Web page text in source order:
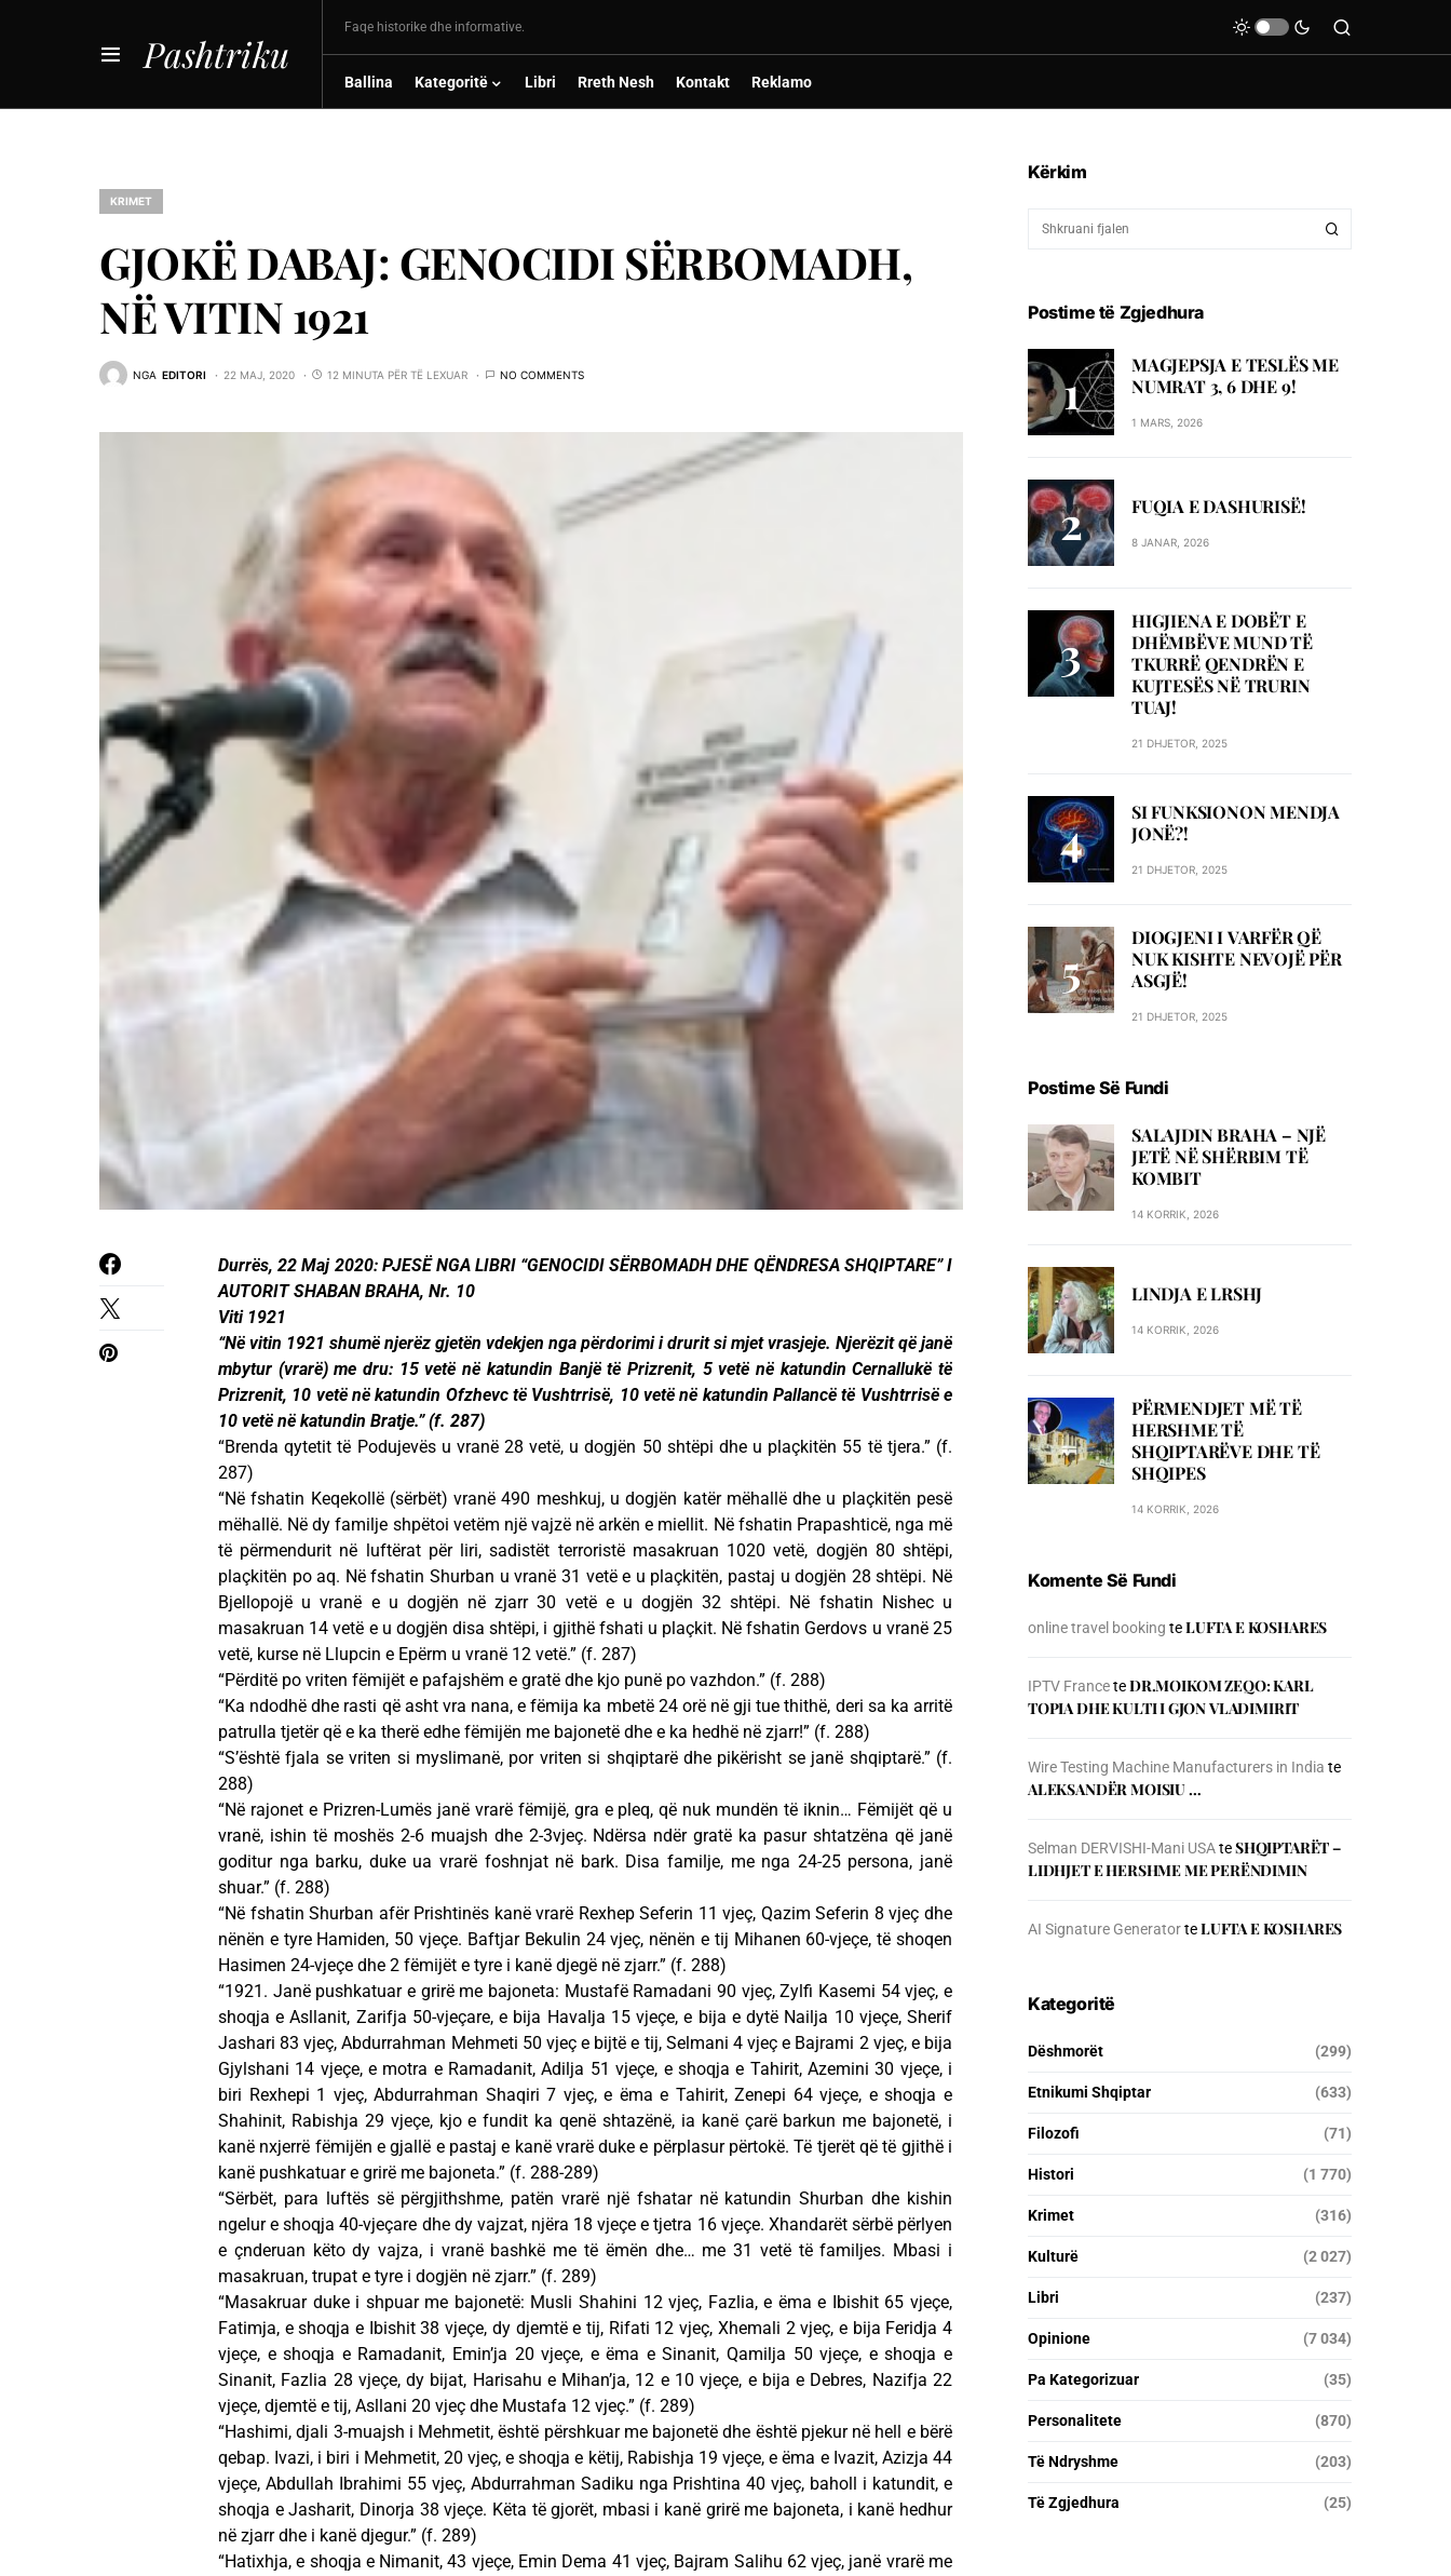
Pashtriku
Faqe historike dhe informative.
Ballina Kategoritë Libri Rreth Nesh Kontakt Reklamo
KRIMET
GJOKË DABAJ: GENOCIDI SËRBOMADH,
NË VITIN 1921
NGA EDITORI 22 MAJ, 2020 12 MINUTA PËR TË LEXUAR NO COMMENTS
Durrës, 22 Maj 2020: PJESË NGA LIBRI “GENOCIDI SËRBOMADH DHE QËNDRESA SHQIPTARE” I
AUTORIT SHABAN BRAHA, Nr. 10
Viti 1921
“Në vitin 1921 shumë njerëz gjetën vdekjen nga përdorimi i drurit si mjet vrasjeje. Njerëzit që janë
mbytur (vrarë) me dru: 15 vetë në katundin Banjë të Prizrenit, 5 vetë në katundin Cernallukë të
Prizrenit, 10 vetë në katundin Ofzhevc të Vushtrrisë, 10 vetë në katundin Pallancë të Vushtrrisë e
10 vetë në katundin Bratje.” (f. 287)
“Brenda qytetit të Podujevës u vranë 28 vetë, u dogjën 50 shtëpi dhe u plaçkitën 55 të tjera.” (f.
287)
“Në fshatin Keqekollë (sërbët) vranë 490 meshkuj, u dogjën katër mëhallë dhe u plaçkitën pesë
mëhallë. Në dy familje shpëtoi vetëm një vajzë në arkën e miellit. Në fshatin Prapashticë, nga më
të përmendurit në luftërat për liri, sadistët terroristë masakruan 1020 vetë, dogjën 80 shtëpi,
plaçkitën po aq. Në fshatin Shurban u vranë 31 vetë e u plaçkitën, pastaj u dogjën 28 shtëpi. Në
Bjellopojë u vranë e u dogjën në zjarr 30 vetë e u dogjën 32 shtëpi. Në fshatin Nishec u
masakruan 14 vetë e u dogjën disa shtëpi, i gjithë fshati u plaçkit. Në fshatin Gerdovs u vranë 25
vetë, kurse në Llupcin e Epërm u vranë 12 vetë.” (f. 287)
“Përditë po vriten fëmijët e pafajshëm e gratë dhe kjo punë po vazhdon.” (f. 288)
“Ka ndodhë dhe rasti që asht vra nana, e fëmija ka mbetë 24 orë në gji tue thithë, deri sa ka arritë
patrulla tjetër që e ka therë edhe fëmijën me bajonetë dhe e ka hedhë në zjarr!” (f. 288)
“S’është fjala se vriten si myslimanë, por vriten si shqiptarë dhe pikërisht se janë shqiptarë.” (f.
288)
“Në rajonet e Prizren-Lumës janë vrarë fëmijë, gra e pleq, që nuk mundën të iknin… Fëmijët që u
vranë, ishin të moshës 2-6 muajsh dhe 2-3vjeç. Ndërsa ndër gratë ka pasur shtatzëna që janë
goditur nga barku, duke ua vrarë foshnjat në bark. Disa familje, me nga 24-25 persona, janë
shuar.” (f. 288)
“Në fshatin Shurban afër Prishtinës kanë vrarë Rexhep Seferin 11 vjeç, Qazim Seferin 8 vjeç dhe
nënën e tyre Hamiden, 50 vjeçe. Baftjar Bekulin 24 vjeç, nënën e tij Mihanen 60-vjeçe, të shoqen
Hasimen 24-vjeçe dhe 2 fëmijët e tyre i kanë djegë në zjarr.” (f. 288)
“1921. Janë pushkatuar e grirë me bajoneta: Mustafë Ramadani 90 vjeç, Zylfi Kasemi 54 vjeç, e
shoqja e Asllanit, Zarifja 50-vjeçare, e bija Havalja 15 vjeçe, e bija e dytë Nailja 10 vjeçe, Sherif
Jashari 83 vjeç, Abdurrahman Mehmeti 50 vjeç e bijtë e tij, Selmani 4 vjeç e Bajrami 2 vjeç, e bija
Gjylshani 14 vjeçe, e motra e Ramadanit, Adilja 51 vjeçe, e shoqja e Tahirit, Azemini 30 vjeçe, i
biri Rexhepi 1 vjeç, Abdurrahman Shaqiri 7 vjeç, e ëma e Tahirit, Zenepi 64 vjeçe, e shoqja e
Shahinit, Rabishja 29 vjeçe, kjo e fundit ka qenë shtazënë, ia kanë çarë barkun me bajonetë, i
kanë nxjerrë fëmijën e gjallë e pastaj e kanë vrarë duke e përplasur përtokë. Të tjerët që të gjithë i
kanë pushkatuar e grirë me bajoneta.” (f. 288-289)
“Sërbët, para luftës së përgjithshme, patën vrarë një fshatar në katundin Shurban dhe kishin
ngelur e shoqja 40-vjeçare dhe dy vajzat, njëra 18 vjeçe e tjetra 16 vjeçe. Xhandarët sërbë përlyen
e çnderuan këto dy vajza, i vranë bashkë me të ëmën dhe… me 31 vetë të familjes. Mbasi i
masakruan, trupat e tyre i dogjën në zjarr.” (f. 289)
“Masakruar duke i shpuar me bajonetë: Musli Shahini 12 vjeç, Fazlia, e ëma e Ibishit 65 vjeçe,
Fatimja, e shoqja e Ibishit 38 vjeçe, dy djemtë e tij, Rifati 12 vjeç, Xhemali 2 vjeç, e bija Feridja 4
vjeçe, e shoqja e Ramadanit, Emin’ja 20 vjeçe, e ëma e Sinanit, Qamilja 50 vjeçe, e shoqja e
Sinanit, Fazlia 28 vjeçe, dy bijat, Harisahu e Mihan’ja, 12 e 10 vjeçe, e bija e Debres, Nazifja 22
vjeçe, djemtë e tij, Asllani 20 vjeç dhe Mustafa 12 vjeç.” (f. 289)
“Hashimi, djali 3-muajsh i Mehmetit, është përshkuar me bajonetë dhe është pjekur në hell e bërë
qebap. Ivazi, i biri i Mehmetit, 20 vjeç, e shoqja e këtij, Rabishja 19 vjeçe, e ëma e Ivazit, Azizja 44
vjeçe, Abdullah Ibrahimi 55 vjeç, Abdurrahman Sadiku nga Prishtina 40 vjeç, baholl i katundit, e
shoqja e Jasharit, Dinorja 38 vjeçe. Këta të gjorët, mbasi i kanë grirë me bajoneta, i kanë hedhur
në zjarr dhe i kanë djegur.” (f. 289)
“Hatixhja, e shoqja e Nimanit, 43 vjeçe, Emin Dema 41 vjeç, Bajram Salihu 62 vjeç, janë vrarë me
Kërkim
Postime të Zgjedhura
MAGJEPSJA E TESLËS ME
NUMRAT 3, 6 DHE 9!
1 MARS, 2026
FUQIA E DASHURISË!
8 JANAR, 2026
HIGJIENA E DOBËT E
DHËMBËVE MUND TË
TKURRË QENDRËN E
KUJTESËS NË TRURIN
TUAJ!
21 DHJETOR, 2025
SI FUNKSIONON MENDJA
JONË?!
21 DHJETOR, 2025
DIOGJENI I VARFËR QË
NUK KISHTE NEVOJË PËR
ASGJË!
21 DHJETOR, 2025
Postime Së Fundi
SALAJDIN BRAHA – NJЁ
JETЁ NЁ SHЁRBIM TЁ
KOMBIT
14 KORRIK, 2026
LINDJA E LRSHJ
14 KORRIK, 2026
PËRMENDJET MË TË
HERSHME TË
SHQIPTARËVE DHE TË
SHQIPES
14 KORRIK, 2026
Komente Së Fundi
online travel booking teLUFTA E KOSHARES
IPTV FranceteDR.MOIKOM ZEQO: KARL
TOPIA DHE KULTI I GJON VLADIMIRIT
Wire Testing Machine Manufacturers in India te
ALEKSANDËR MOISIU …
Selman DERVISHI-Mani USAteSHQIPTARËT –
LIDHJET E HERSHME ME PERËNDIMIN
AI Signature GeneratorteLUFTA E KOSHARES
Kategoritë
Dëshmorët (299)
Etnikumi Shqiptar (633)
Filozofi (71)
Histori (1 770)
Krimet (316)
Kulturë (2 027)
Libri (237)
Opinione (7 034)
Pa Kategorizuar (35)
Personalitete (870)
Të Ndryshme (203)
Të Zgjedhura (25)